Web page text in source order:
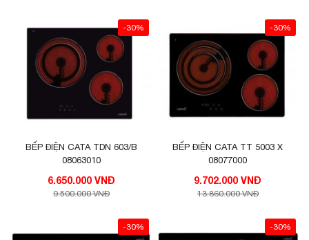
-30%
BẾP ĐIỆN CATA TDN 603/B
08063010
6.650.000 VNĐ
9.500.000 VNĐ
-30%
BẾP ĐIỆN CATA TT 5003 X
08077000
9.702.000 VNĐ
13.860.000 VNĐ
-30% -30%